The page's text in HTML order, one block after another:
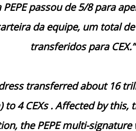
passou de 5/8 para
da equipe, um total
transferidos para CEX.”
transferred about 16
to 4 CEXs . Affected by this,
the PEPE multi-